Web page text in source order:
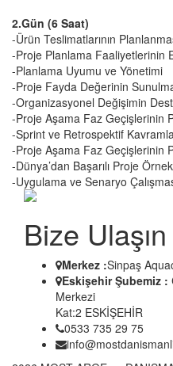
2.Gün (6 Saat)
-Ürün Teslimatlarının
-Proje Planlama Faaliyetlerinin
-Planlama Uyumu ve Yönetimi
-Proje Fayda Değerinin
-Organizasyonel Değişimin
-Proje Aşama Faz Geçişlerinin
-Sprint ve Retrospektif
-Proje Aşama Faz Geçişlerinin
-Dünya’dan Başarılı Proje
-Uygulama ve Senaryo
Bize Ulaşın
Merkez :Sinpaş
Eskişehir Şubemiz :
Merkezi
Kat:2 ESKİŞEHİR
0533 735 29 75